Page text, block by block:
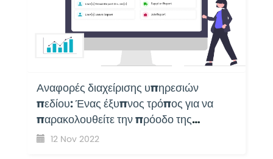
Αναφορές διαχείρισης υπηρεσιών
πεδίου: Ένας έξυπνος τρόπος για να
παρακολουθείτε την πρόοδο της
επιχείρησής σας με το EyeOnTask
12 Nov 2022